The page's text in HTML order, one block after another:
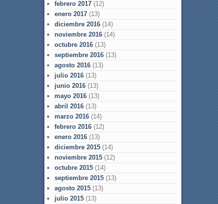
febrero 2017(12)
enero 2017(13)
diciembre 2016(14)
noviembre 2016(14)
octubre 2016(13)
septiembre 2016(13)
agosto 2016(13)
julio 2016(13)
junio 2016(13)
mayo 2016(13)
abril 2016(13)
marzo 2016(14)
febrero 2016(12)
enero 2016(13)
diciembre 2015(14)
noviembre 2015(12)
octubre 2015(14)
septiembre 2015(13)
agosto 2015(13)
julio 2015(13)